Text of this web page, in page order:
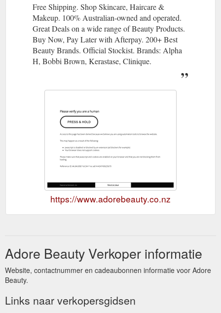
Free Shipping. Shop Skincare, Haircare &
Makeup. 100% Australian-owned and operated.
Great Deals on a wide range of Beauty Products.
Buy Now, Pay Later with Afterpay. 200+ Best
Beauty Brands. Official Stockist. Brands: Alpha
H, Bobbi Brown, Kerastase, Clinique.
https://www.adorebeauty.co.nz
Adore Beauty Verkoper informatie
Website, contactnummer en cadeaubonnen informatie voor Adore
Beauty.
Links naar verkopersgidsen